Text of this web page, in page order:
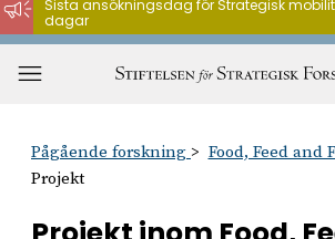
Hoppa
till
innehåll
Sista ansökningsdag för Strategisk
dagar
Pågående forskning
Food, Feed and
Projekt